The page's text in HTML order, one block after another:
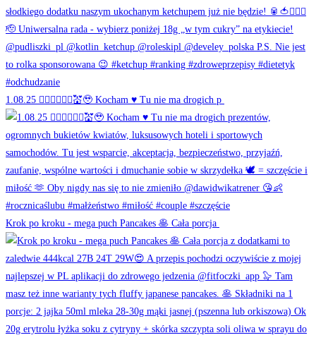
1.08.25 👰🏻‍♀️🤵🏻‍♂️💒🥹 Kocham ♥️ Tu nie ma drogich p
Krok po kroku - mega puch Pancakes 🥞 Cała porcja